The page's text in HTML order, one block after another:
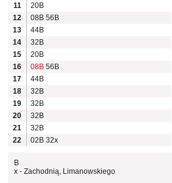
11
20B
12
08B 56B
13
44B
14
32B
15
20B
16
08B 56B
17
44B
18
32B
19
32B
20
32B
21
32B
22
02B 32x
B
x - Zachodnią, Limanowskiego